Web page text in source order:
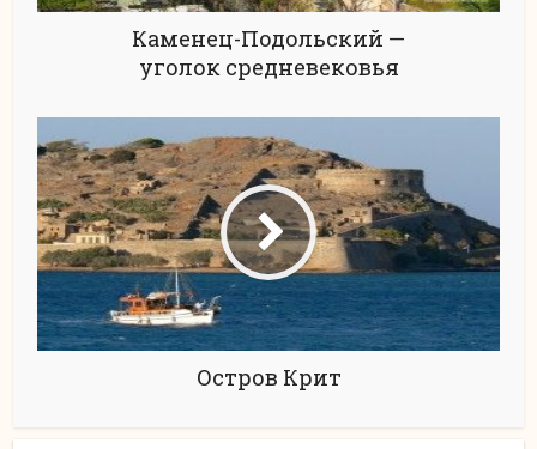
Каменец-Подольский —
уголок средневековья
Остров Крит